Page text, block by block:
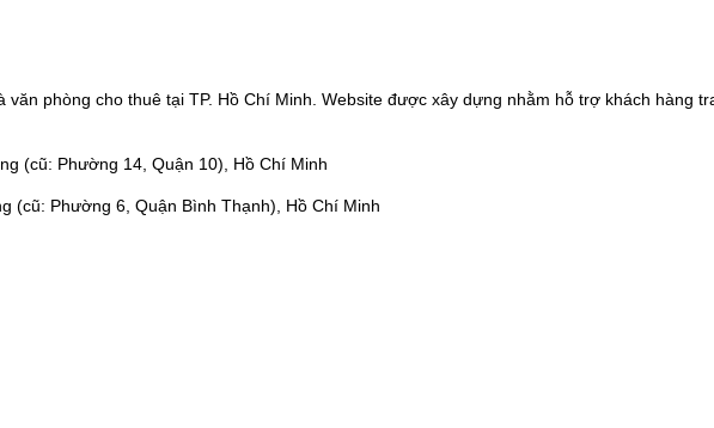
phòng cho thuê tại TP. Hồ Chí Minh. Website được xây dựng nhằm hỗ trợ khách hàng
(cũ: Phường 14, Quận 10), Hồ Chí Minh
(cũ: Phường 6, Quận Bình Thạnh), Hồ Chí Minh